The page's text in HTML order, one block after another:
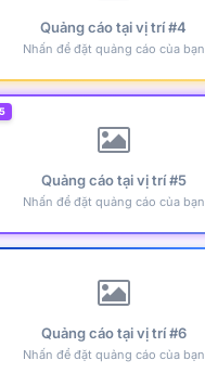
Quảng cáo tại vị trí #4
Nhấn để đặt quảng cáo của bạn
Quảng cáo tại vị trí #5
Nhấn để đặt quảng cáo của bạn
Quảng cáo tại vị trí #6
Nhấn để đặt quảng cáo của bạn